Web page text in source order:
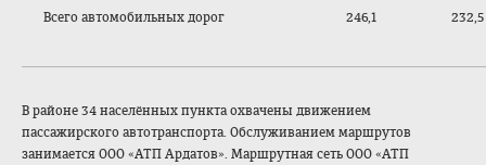
Всего автомобильных дорог 246,1 232,5
В районе 34 населённых пункта охвачены движением
пассажирского автотранспорта. Обслуживанием маршрутов
занимается ООО «АТП Ардатов». Маршрутная сеть ООО «АТП